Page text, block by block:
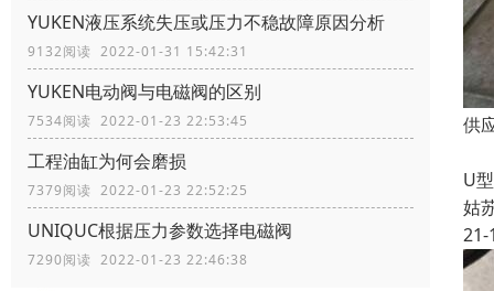
YUKEN液压系统失压或压力不稳故障原因分析
9132阅读 2022-01-31 15:42:31
YUKEN电动阀与电磁阀的区别
7534阅读 2022-01-23 22:53:45
工程油缸为何会磨损
7379阅读 2022-01-23 22:52:25
UNIQUC根据压力参数选择电磁阀
7290阅读 2022-01-23 22:46:38
供
U
姑
21-